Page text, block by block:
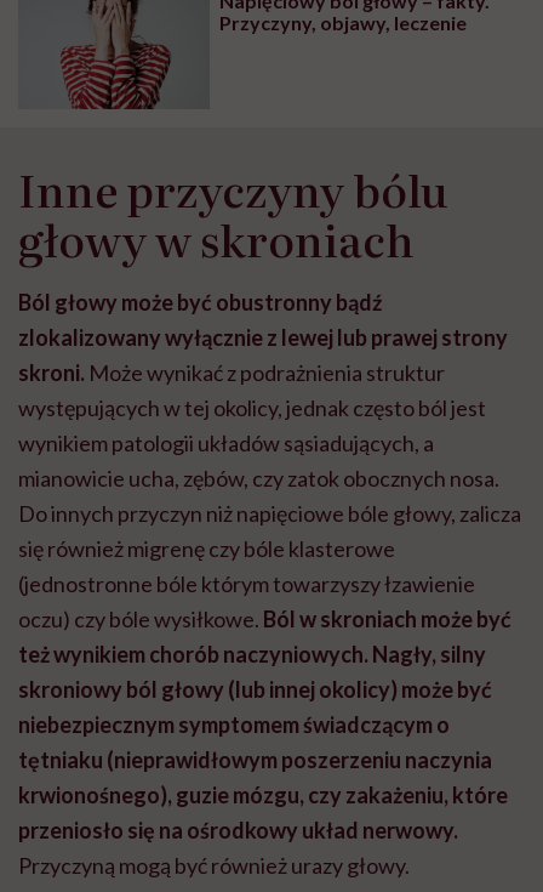
Przyczyny, objawy, leczenie
Inne przyczyny bólu
głowy w skroniach
Ból głowy może być obustronny bądź
zlokalizowany wyłącznie z lewej lub prawej strony
skroni. Może wynikać z podrażnienia struktur
występujących w tej okolicy, jednak często ból jest
wynikiem patologii układów sąsiadujących, a
mianowicie ucha, zębów, czy zatok obocznych nosa.
Do innych przyczyn niż napięciowe bóle głowy, zalicza
się również migrenę czy bóle klasterowe
(jednostronne bóle którym towarzyszy łzawienie
oczu) czy bóle wysiłkowe. Ból w skroniach może być
też wynikiem chorób naczyniowych. Nagły, silny
skroniowy ból głowy (lub innej okolicy) może być
niebezpiecznym symptomem świadczącym o
tętniaku (nieprawidłowym poszerzeniu naczynia
krwionośnego), guzie mózgu, czy zakażeniu, które
przeniosło się na ośrodkowy układ nerwowy.
Przyczyną mogą być również urazy głowy.